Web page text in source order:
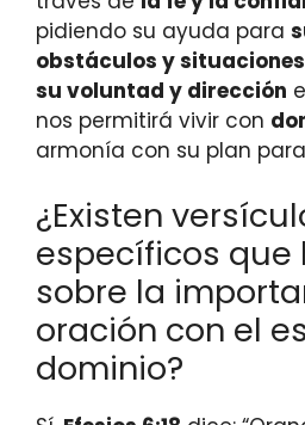
pidiendo su ayuda para
obstáculos y
su voluntad y dirección
nos permitirá vivir con
armonía con su plan
¿Existen
específicos que
sobre la
oración con el
dominio?